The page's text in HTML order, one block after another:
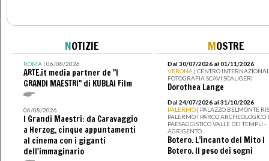
NOTIZIE
ROMA| 06/08/2026
ARTE.it media partner de "I
GRANDI MAESTRI" di KUBLAI Film
06/08/2026
I Grandi Maestri: da Caravaggio
a Herzog, cinque appuntamenti
al cinema con i giganti
dell'immaginario
MOSTRE
Dal 30/07/2026 al 01/11/2026
VERONA | CENTRO
FOTOGRAFIA SCAVI SCALIGERI
Dorothea Lange
Dal 24/07/2026 al 31/10/2026
PALERMO | PALAZZO BELMONTE
PALERMO I PARCO ARCHEOLOGICO
PAESAGGISTICO VALLE DEI TEMPLI -
AGRIGENTO
Botero. L’incanto del Mito I
Botero. Il peso dei sogni